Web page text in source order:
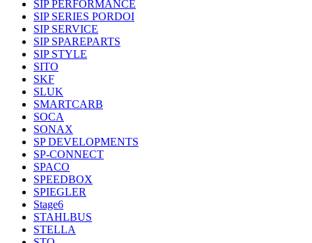
SIP PERFORMANCE
SIP SERIES PORDOI
SIP SERVICE
SIP SPAREPARTS
SIP STYLE
SITO
SKF
SLUK
SMARTCARB
SOCA
SONAX
SP DEVELOPMENTS
SP-CONNECT
SPACO
SPEEDBOX
SPIEGLER
Stage6
STAHLBUS
STELLA